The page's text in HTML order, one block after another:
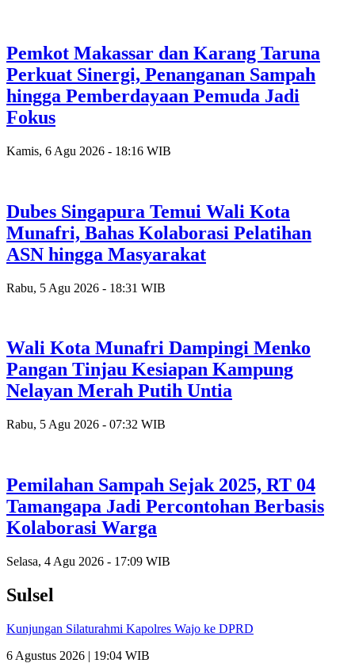
Pemkot Makassar dan Karang Taruna
Perkuat Sinergi, Penanganan Sampah
hingga Pemberdayaan Pemuda Jadi
Fokus
Kamis, 6 Agu 2026 - 18:16 WIB
Dubes Singapura Temui Wali Kota
Munafri, Bahas Kolaborasi Pelatihan
ASN hingga Masyarakat
Rabu, 5 Agu 2026 - 18:31 WIB
Wali Kota Munafri Dampingi Menko
Pangan Tinjau Kesiapan Kampung
Nelayan Merah Putih Untia
Rabu, 5 Agu 2026 - 07:32 WIB
Pemilahan Sampah Sejak 2025, RT 04
Tamangapa Jadi Percontohan Berbasis
Kolaborasi Warga
Selasa, 4 Agu 2026 - 17:09 WIB
Sulsel
Kunjungan Silaturahmi Kapolres Wajo ke DPRD
6 Agustus 2026 | 19:04 WIB